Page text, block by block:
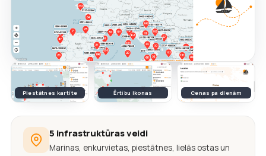
Piestātnes kartīte Ērtību ikonas Cenas pa dienām
5 infrastruktūras veidi
Marinas, enkurvietas, piestātnes, lielās ostas un